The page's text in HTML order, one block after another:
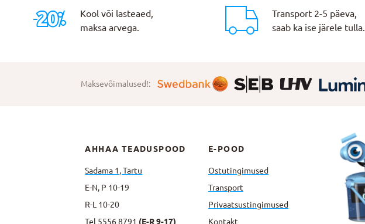
Kool või lasteaed,
maksa arvega.
Transport 2-5 päeva,
saab ka ise järele tulla.
Maksevõimalused!:
AHHAA TEADUSPOOD
Sadama 1, Tartu
E-N, P 10-19
R-L 10-20
Tel 5556 8791 (E-R 9-17)
E-POOD
Ostutingimused
Transport
Privaatsus­tingimused
Kontakt